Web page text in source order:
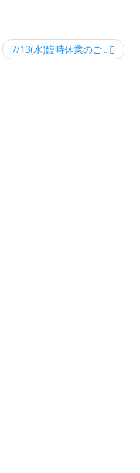
7/13(水)臨時休業のご...